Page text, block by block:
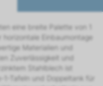
eine breite Palette von 1
horizontale Einbaumontage
Materialien und
Zuverlässigkeit und
Stahlblech ist
Tafeln und Doppeltank für